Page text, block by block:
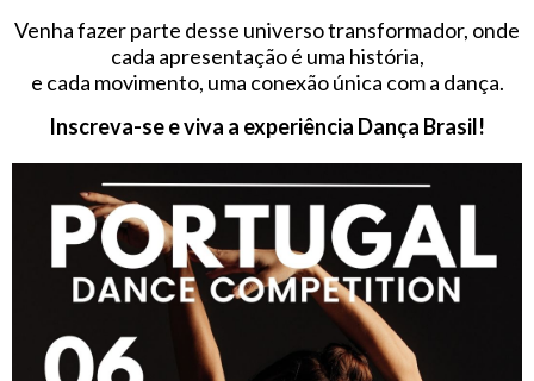
Venha fazer parte desse universo transformador, onde
cada apresentação é uma história,
e cada movimento, uma conexão única com a dança.
Inscreva-se e viva a experiência Dança Brasil!